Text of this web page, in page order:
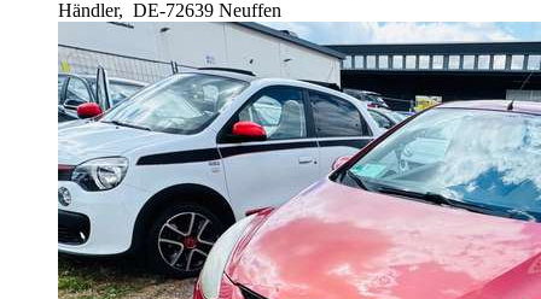
Händler, DE-72639 Neuffen